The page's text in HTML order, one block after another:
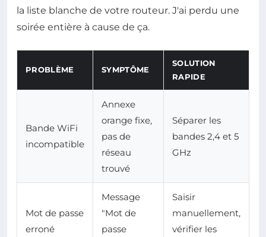
la liste blanche de votre routeur. J'ai perdu une
soirée entière à cause de ça.
PROBLÈME SYMPTÔME
SOLUTION
RAPIDE
Bande WiFi
incompatible
Annexe
orange fixe,
pas de
réseau
trouvé
Séparer les
bandes 2,4 et 5
GHz
Mot de passe
erroné
Message
"Mot de
passe
Saisir
manuellement,
vérifier les